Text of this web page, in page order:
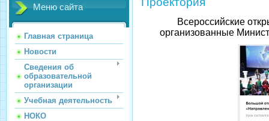
Меню сайта
Главная страница
Новости
Сведения об
образовательной
организации
Учебная деятельность
НОКО
Всероссийские
организованные